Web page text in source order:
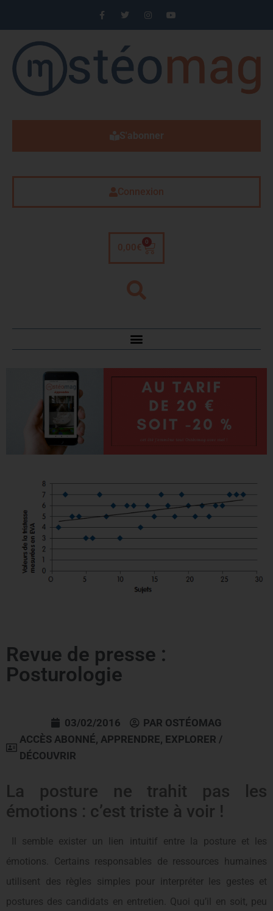
S'abonner
Connexion
0,00 €
0
Revue de presse :
Posturologie
03/02/2016 PAR OSTÉOMAG
ACCÈS ABONNÉ, APPRENDRE, EXPLORER /
DÉCOUVRIR
La posture ne trahit pas les
émotions : c’est triste à voir !
Il semble exister un lien intuitif entre la posture et les
émotions. Certains responsables de ressources humaines
utilisent des règles simples pour interpréter les gestes et
postures des candidats en entretien. Quoi qu’il en soit, peu